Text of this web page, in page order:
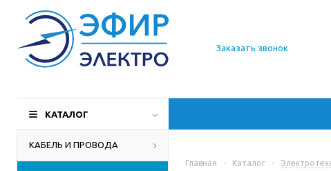
О компании
Доставка
Производители
Заказать звонок
КАТАЛОГ
КАБЕЛЬ И ПРОВОДА
Главная - Каталог -